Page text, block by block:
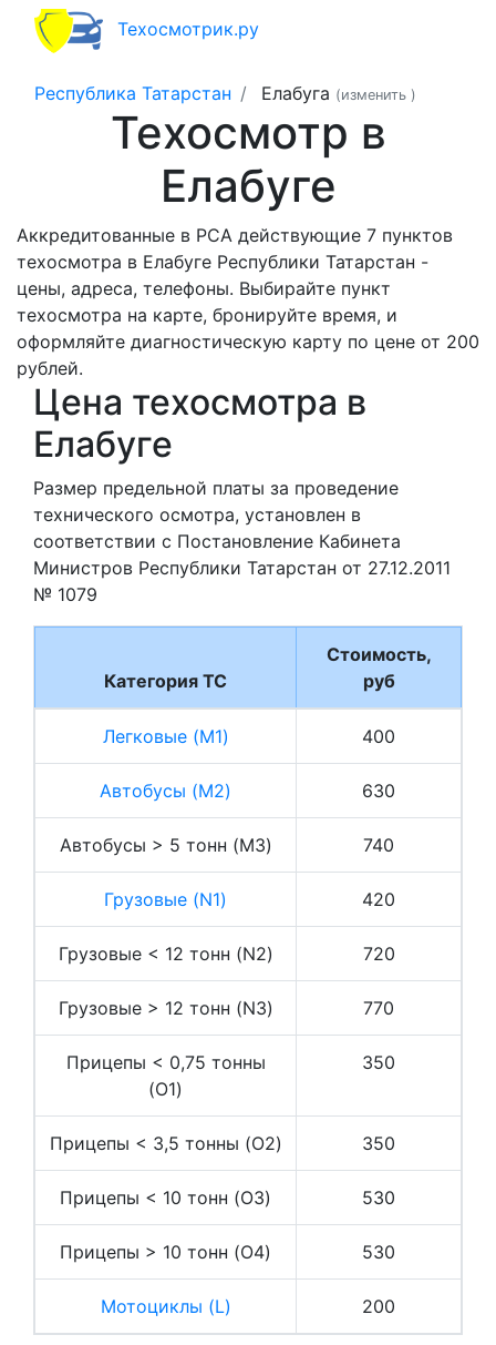
Техосмотрик.ру
Республика Татарстан Елабуга (изменить )
Техосмотр в
Елабуге
Аккредитованные в РСА действующие 7 пунктов
техосмотра в Елабуге Республики Татарстан -
цены, адреса, телефоны. Выбирайте пункт
техосмотра на карте, бронируйте время, и
оформляйте диагностическую карту по цене от 200
рублей.
Цена техосмотра в
Елабуге
Размер предельной платы за проведение
технического осмотра, установлен в
соответствии с Постановление Кабинета
Министров Республики Татарстан от 27.12.2011
№ 1079
Категория ТС
Стоимость,
руб
Легковые (M1) 400
Автобусы (M2) 630
Автобусы > 5 тонн (M3) 740
Грузовые (N1) 420
Грузовые < 12 тонн (N2) 720
Грузовые > 12 тонн (N3) 770
Прицепы < 0,75 тонны
(O1)
350
Прицепы < 3,5 тонны (O2) 350
Прицепы < 10 тонн (O3) 530
Прицепы > 10 тонн (O4) 530
Мотоциклы (L) 200